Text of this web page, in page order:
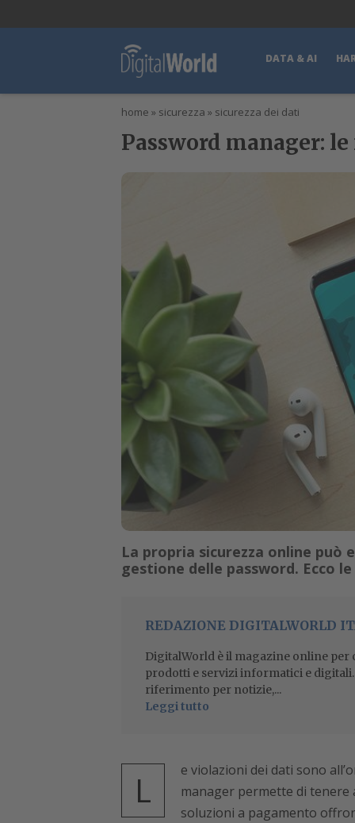
DATA & AI
home » sicurezza » sicurezza dei dati
Password manager:
La propria sicurezza online
gestione delle password. Ecco
REDAZIONE DIGITALWORLD
DigitalWorld è il magazine online per
prodotti e servizi informatici e
riferimento per notizie,...
Leggi tutto
L
e violazioni dei dati sono
manager permette di tenere
soluzioni a pagamento